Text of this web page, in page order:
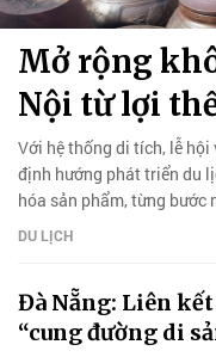
Mở rộng
Nội từ lợi
Với hệ thống di tích, lễ hội
định hướng phát triển du
hóa sản phẩm, từng bước
rộng không gian du lịch
DU LỊCH
Đà Nẵng: Liên
“cung đường di